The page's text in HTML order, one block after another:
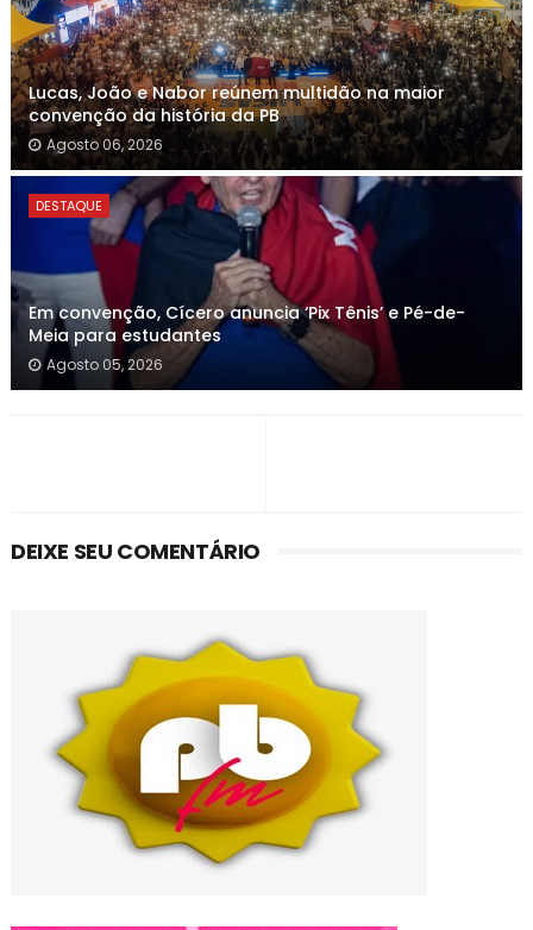
Lucas, João e Nabor reúnem multidão na maior
convenção da história da PB
Agosto 06, 2026
DESTAQUE
Em convenção, Cícero anuncia ‘Pix Tênis’ e Pé-de-
Meia para estudantes
Agosto 05, 2026
DEIXE SEU COMENTÁRIO